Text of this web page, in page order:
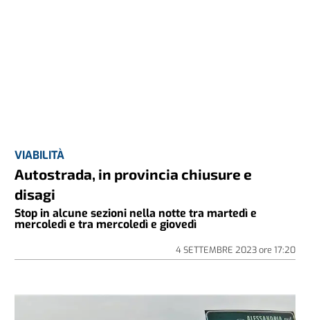
VIABILITÀ
Autostrada, in provincia chiusure e
disagi
Stop in alcune sezioni nella notte tra martedì e
mercoledì e tra mercoledì e giovedì
4 SETTEMBRE 2023ore 17:20